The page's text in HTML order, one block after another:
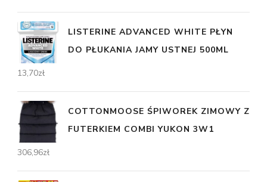
LISTERINE ADVANCED WHITE PŁYN
DO PŁUKANIA JAMY USTNEJ 500ML
13,70zł
COTTONMOOSE ŚPIWOREK ZIMOWY Z
FUTERKIEM COMBI YUKON 3W1
306,96zł